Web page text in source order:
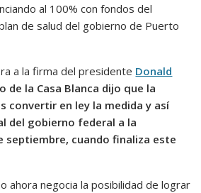
al 100% con fondos del
de salud del gobierno de Puerto
a la firma del presidente Donald
de la Casa Blanca dijo que la
convertir en ley la medida y así
del gobierno federal a la
septiembre, cuando finaliza este
ahora negocia la posibilidad de lograr